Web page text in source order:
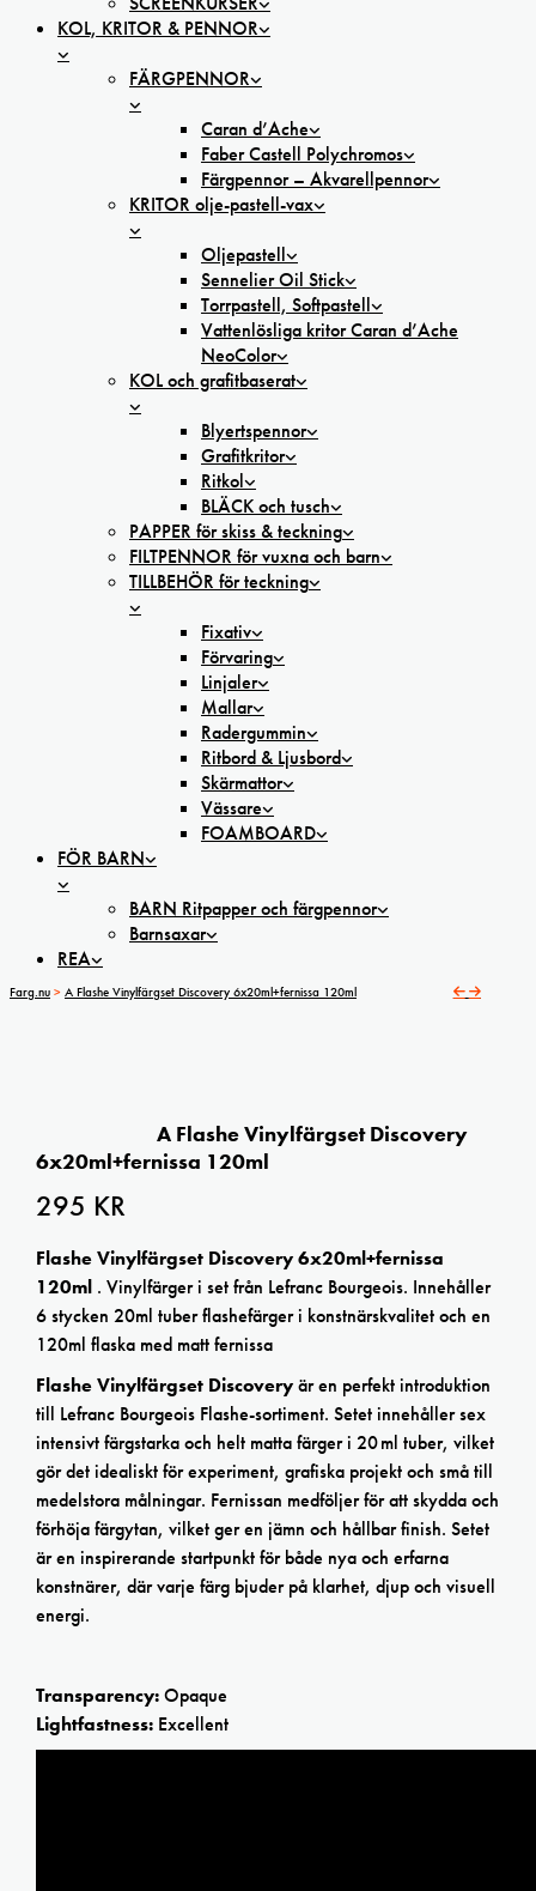
KOL, KRITOR & PENNOR
FÄRGPENNOR
Caran d’Ache
Faber Castell Polychromos
Färgpennor – Akvarellpennor
KRITOR olje-pastell-vax
Oljepastell
Sennelier Oil Stick
Torrpastell, Softpastell
Vattenlösliga kritor Caran d’Ache
NeoColor
KOL och grafitbaserat
Blyertspennor
Grafitkritor
Ritkol
BLÄCK och tusch
PAPPER för skiss & teckning
FILTPENNOR för vuxna och barn
TILLBEHÖR för teckning
Fixativ
Förvaring
Linjaler
Mallar
Radergummin
Ritbord & Ljusbord
Skärmattor
Vässare
FOAMBOARD
FÖR BARN
BARN Ritpapper och färgpennor
Barnsaxar
REA
Farg.nu > A Flashe Vinylfärgset Discovery 6x20ml+fernissa 120ml
A Flashe Vinylfärgset Discovery
6x20ml+fernissa 120ml
295 KR
Flashe Vinylfärgset Discovery 6x20ml+fernissa
120ml . Vinylfärger i set från Lefranc Bourgeois. Innehåller
6 stycken 20ml tuber flashefärger i konstnärskvalitet och en
120ml flaska med matt fernissa
Flashe Vinylfärgset Discoveryär en perfekt introduktion
till Lefranc Bourgeois Flashe-sortiment. Setet innehåller sex
intensivt färgstarka och helt matta färger i 20 ml tuber, vilket
gör det idealiskt för experiment, grafiska projekt och små till
medelstora målningar. Fernissan medföljer för att skydda och
förhöja färgytan, vilket ger en jämn och hållbar finish. Setet
är en inspirerande startpunkt för både nya och erfarna
konstnärer, där varje färg bjuder på klarhet, djup och visuell
energi.
Transparency:Opaque
Lightfastness: Excellent